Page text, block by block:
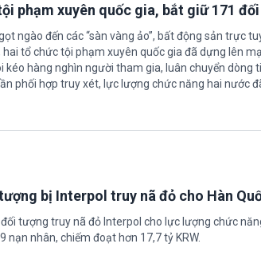
phạm xuyên quốc gia, bắt giữ 171
ngào đến các “sàn vàng ảo”, bất động sản trực
tổ chức tội phạm xuyên quốc gia đã dựng lên
kéo hàng nghìn người tham gia, luân chuyển dòng
phối hợp truy xét, lực lượng chức năng hai nước
bị Interpol truy nã đỏ cho Hàn
tượng truy nã đỏ Interpol cho lực lượng chức
nạn nhân, chiếm đoạt hơn 17,7 tỷ KRW.